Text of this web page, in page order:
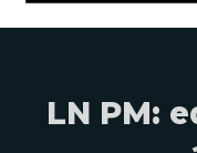
LN PM: